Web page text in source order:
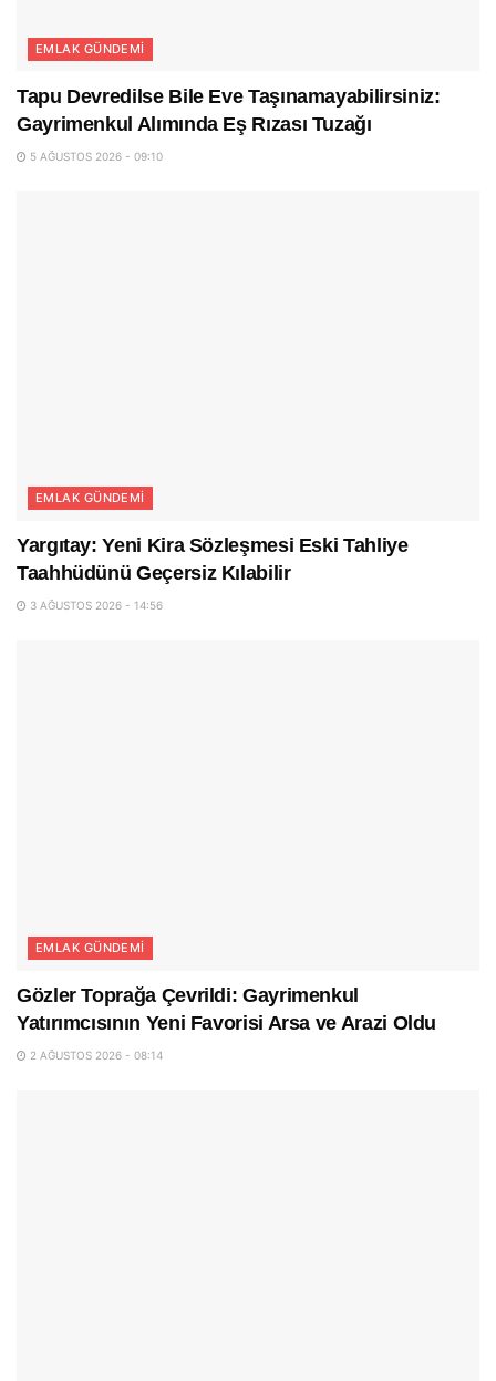
EMLAK GÜNDEMI
Tapu Devredilse Bile Eve Taşınamayabilirsiniz:
Gayrimenkul Alımında Eş Rızası Tuzağı
5 AĞUSTOS 2026 - 09:10
EMLAK GÜNDEMI
Yargıtay: Yeni Kira Sözleşmesi Eski Tahliye
Taahhüdünü Geçersiz Kılabilir
3 AĞUSTOS 2026 - 14:56
EMLAK GÜNDEMI
Gözler Toprağa Çevrildi: Gayrimenkul
Yatırımcısının Yeni Favorisi Arsa ve Arazi Oldu
2 AĞUSTOS 2026 - 08:14